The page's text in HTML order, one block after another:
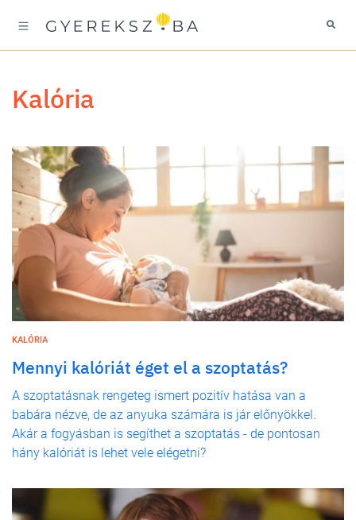
kalória
KALÓRIA
Mennyi kalóriát éget el a szoptatás?
A szoptatásnak rengeteg ismert pozitív hatása van a
babára nézve, de az anyuka számára is jár előnyökkel.
Akár a fogyásban is segíthet a szoptatás - de pontosan
hány kalóriát is lehet vele elégetni?